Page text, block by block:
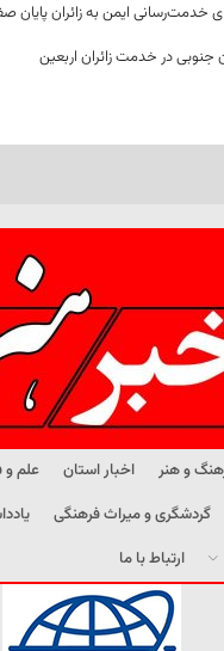
خدمت‌رسانی ایمن به زائران پایان
و هنر اخبار استان علم و
گردشگری و میراث فرهنگی
ارتباط با ما